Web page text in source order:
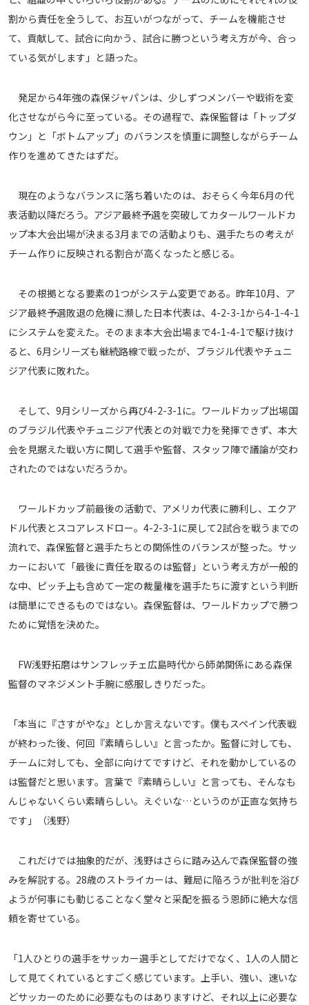
割から責任を全うして、お互いがつながって、チームを機能させ
て、貢献して、試合に向かう、試合に勝つという考え方が今、合っ
ている気がします」と語った。
発足から4年強の森保ジャパンは、少しずつメンバーや戦術を変
化させながら今に至っている。その過程で、森保監督は「トップダ
ウン」と「ボトムアップ」のバランスを慎重に調整しながらチーム
作りを進めてきたはずだ。
現在のようなバランスに落ち着いたのは、おそらく今年6月の代
表活動以降だろう。アジア最終予選を突破してカタールワールドカ
ップ本大会出場が決まる3月までの活動よりも、選手たちの考えが
チーム作りに反映される割合が高くなったと感じる。
その根拠となる要素の1つがシステム変更である。昨年10月、ア
ジア最終予選敗退の危機に瀕した日本代表は、4-2-3-1から4-1-4-1
にシステムを変えた。そのまま本大会出場まで4-1-4-1で駆け抜け
ると、6月シリーズも継続路線で戦ったが、ブラジル代表やチュニ
ジア代表に敗れた。
そして、9月シリーズから再び4-2-3-1に。ワールドカップ出場国
のブラジル代表やチュニジア代表との対戦で力を発揮できず、本大
会を見据えた戦い方に関して選手や監督、スタッフ陣で議論が交わ
されたのではないだろうか。
ワールドカップ前最後の活動で、アメリカ代表に勝利し、エクア
ドル代表とスコアレスドロー。4-2-3-1に戻して2試合を戦うまでの
流れで、森保監督と選手たちとの関係性のバランスが整った。サッ
カーにおいて「最後に責任を取るのは監督」という考え方が一般的
な中、ピッチ上も含めて一定の裁量権を選手たちに渡すという判断
は簡単にできるものではない。森保監督は、ワールドカップで勝つ
ために覚悟を決めた。
FW浅野拓磨はサンフレッチェ広島時代から師弟関係にある森保
監督のマネジメント手腕に感服しきりだった。
「本当に『さすがやな』としか言えないです。僕もスペイン代表戦
が終わった後、何回『素晴らしい』と言ったか。監督に対しても、
チームに対しても、全部に向けてですけど、それを動かしているの
は監督だと思います。言葉で『素晴らしい』と言っても、そんなも
んじゃないくらい素晴らしい。えぐいな…というのが正直な気持ち
です」（浅野）
これだけでは抽象的だが、浅野はさらに踏み込んで森保監督の強
みを解説する。28歳のストライカーは、難局に陥ろうが批判を浴び
ようが何事にも動じることなく堂々と采配を振るう恩師に絶大な信
頼を寄せている。
「1人ひとりの選手をサッカー選手としてだけでなく、1人の人間と
して見てくれているとすごく感じています。上手い、強い、速いな
どサッカーのために必要なものはありますけど、それ以上に必要な